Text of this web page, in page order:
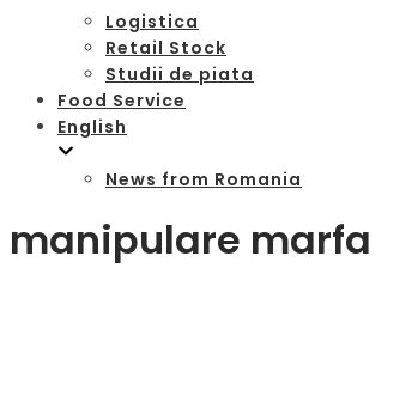
Logistica
Retail Stock
Studii de piata
Food Service
English
News from Romania
manipulare marfa